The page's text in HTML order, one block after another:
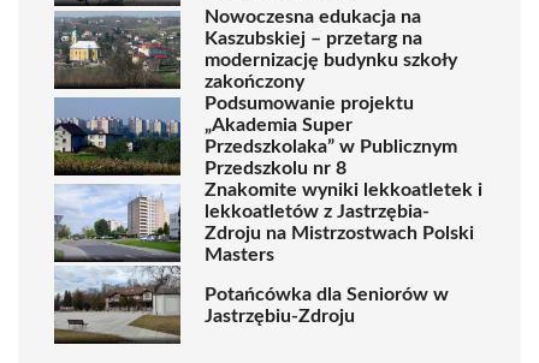
Nowoczesna edukacja na
Kaszubskiej – przetarg na
modernizację budynku szkoły
zakończony
Podsumowanie projektu
„Akademia Super
Przedszkolaka” w Publicznym
Przedszkolu nr 8
Znakomite wyniki lekkoatletek i
lekkoatletów z Jastrzębia-
Zdroju na Mistrzostwach Polski
Masters
Potańcówka dla Seniorów w
Jastrzębiu-Zdroju